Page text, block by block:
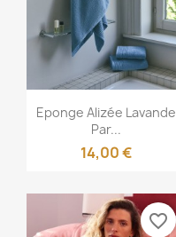
Aperçu rapide
Eponge Alizée Lavande
Par...
14,00 €
favorite_border